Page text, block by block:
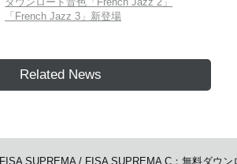
「French Jazz 3」新登場
Related News
FISA SUPREMA / FISA SUPREMA C：無料ダウ